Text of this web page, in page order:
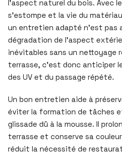
l’aspect naturel du bois. Avec
s’estompe et la vie du
un entretien adapté n’est pas
dégradation de l’aspect
inévitables sans un nettoyage
terrasse, c’est donc anticiper
des UV et du passage répété.
Un bon entretien aide à
éviter la formation de tâches
glissade dû à la mousse. Il
terrasse et conserve sa
réduit la nécessité de